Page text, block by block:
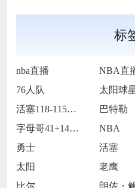
标
nba直播
76人队
太阳球
活塞118-115逆转险胜开拓者
巴特勒
字母哥41+14班凯罗复出34+7 雄鹿
NBA
勇士
活塞
太阳
老鹰
比尔
朗佐・